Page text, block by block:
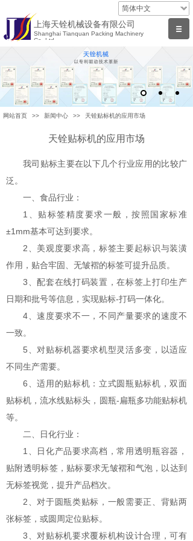
简体中文
上海天铨机械设备有限公司
Shanghai Tianquan Packing Machinery
Co.,Ltd
网站首页 >> 新闻中心 >> 天铨贴标机的应用市场
天铨贴标机的应用市场
我司贴标主要在以下几个行业应用的比较广
泛。
一、食品行业：
1、贴标签精度要求一般，按照国家标准
±1mm基本可达到要求。
2、美观度要求高，标签主要起标识与装潢
作用，贴合牢固、无皱褶的标签可提升品质。
3、配套在线打码装置，在标签上打印生产
日期和批号等信息，实现贴标-打码一体化。
4、速度要求不一，不同产量要求的速度不
一致。
5、对贴标机器要求机型灵活多变，以适应
不同生产需要。
6、适用的贴标机：立式圆瓶贴标机，双面
贴标机，流水线贴标头，圆瓶-扁瓶多功能贴标机
等。
二、日化行业：
1、日化产品要求高档，常用透明瓶容器，
贴附透明标签，贴标要求无皱褶和气泡，以达到
无标签视觉，提升产品档次。
2、对于圆瓶类贴标，一般需要正、背贴两
张标签，或圆周定位贴标。
3、对贴标机要求覆标机构设计合理，可有